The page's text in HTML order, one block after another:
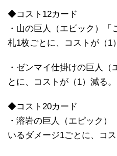
◆コスト12カード
・山の巨人（エピック）
札1枚ごとに、コストが（1
・ゼンマイ仕掛けの巨人
とに、コストが（1）減る。
◆コスト20カード
・溶岩の巨人（エピック
いるダメージ1ごとに、コス